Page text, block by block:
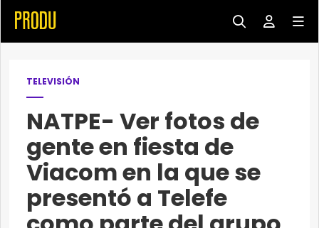
TELEVISIÓN
NATPE- Ver fotos de
gente en fiesta de
Viacom en la que se
presentó a Telefe